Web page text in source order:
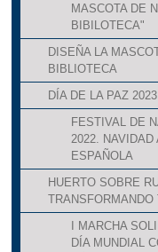
MASCOTA DE
BIBILOTECA"
DISEÑA LA
BIBLIOTECA
DÍA DE LA PAZ 2023
FESTIVAL DE
2022. NAVIDAD
ESPAÑOLA
HUERTO SOBRE
TRANSFORMANDO
I MARCHA
DÍA MUNDIAL